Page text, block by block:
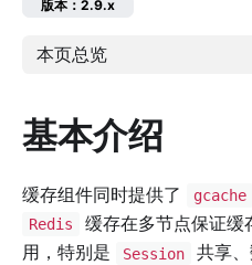
版本：2.9.x
本页总览
基本介绍
缓存组件同时提供了 gcache
Redis
缓存在多节点保证缓
用，特别是
Session 共享